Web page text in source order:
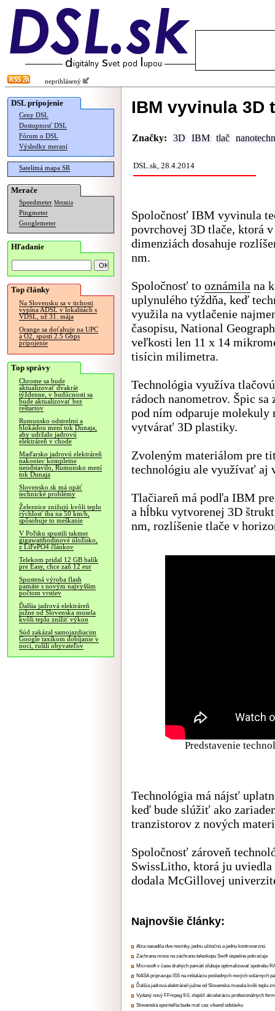
neprihlásený
DSL pripojenie
Ceny DSL
Dostupnosť DSL
Fórum o DSL
Výsledky meraní
Satelitná mapa SR
Merače
Speedmeter Merania
Pingmeter
Googlemeter
Hľadanie
Top články
Na Slovensku sa v tichosti
vypína ADSL v lokalitách s
VDSL, už 31. mája
Orange sa doťahuje na UPC
a O2, spustí 2.5 Gbps
pripojenie
Top správy
Chrome sa bude
aktualizovať dvakrát
týždenne, v budúcnosti sa
bude aktualizovať bez
reštartov
Rumunsko odstrelmi a
blokádou mení tok Dunaja,
aby udržalo jadrovú
elektráreň v chode
Maďarsko jadrovú elektráreň
nakoniec kompletne
neodstavilo, Rumunsko mení
tok Dunaja
Slovensko.sk má opäť
technické problémy
Železnice znižujú kvôli teplu
rýchlosť iba na 50 km/h,
spôsobuje to meškanie
V Poľsku spustili takmer
gigawatthodinové úložisko,
z LiFePO4 článkov
Telekom pridal 12 GB balík
pre Easy, chce zaň 12 eur
Spustená výroba flash
pamäte s novým najvyšším
počtom vrstiev
Ďalšia jadrová elektráreň
južne od Slovenska musela
kvôli teplu znížiť výkon
Súd zakázal samojazdiacim
Google taxíkom dobíjanie v
noci, rušili obyvateľov
IBM vyvinula 3D
Značky: 3D IBM tlač
DSL.sk, 28.4.2014
Spoločnosť IBM vyvinula
povrchovej 3D tlače, ktorá
dimenziách dosahuje
nm.
Spoločnosť to oznámila na
uplynulého týždňa, keď
využila na vytlačenie
časopisu, National
veľkosti len 11 x 14
tisícin milimetra.
Technológia využíva
rádoch nanometrov. Špic
pod ním odparuje molekuly
vytvárať 3D plastiky.
Zvoleným materiálom pre
technológiu ale využívať aj
Tlačiareň má podľa IBM
a hĺbku vytvorenej 3D
nm, rozlíšenie tlače v
Predstavenie
Technológia má nájsť
keď bude slúžiť ako
tranzistorov z nových
Spoločnosť zároveň
SwissLitho, ktorá ju uviedla
dodala McGillovej
Najnovšie články:
Alza nasadila dve novinky, jednu užitočnú a jednu kontroverznú
Záchrana misie na záchranu teleskopu Swift úspešne pokračuje
Microsoft v čase drahých pamätí sľubuje optimalizovať spotrebu
NASA pripravuje ISS na inštaláciu posledných nových solárnych
Ďalšia jadrová elektráreň južne od Slovenska musela kvôli teplu
Vydaný nový FFmpeg 9.0, zlepšil akceleráciu profesionálnych
Slovenská sporiteľňa bude mať cez víkend odstávku